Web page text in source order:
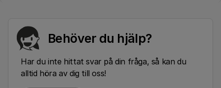
Behöver du hjälp?
Har du inte hittat svar på din fråga, så kan du
alltid höra av dig till oss!